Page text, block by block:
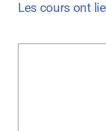
Les cours ont